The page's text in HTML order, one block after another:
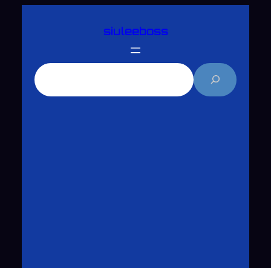
siuleeboss